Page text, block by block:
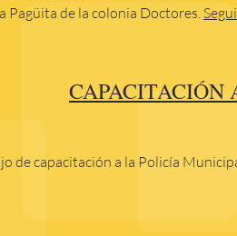
Pagüita de la colonia Doctores.
de capacitación a la Policía